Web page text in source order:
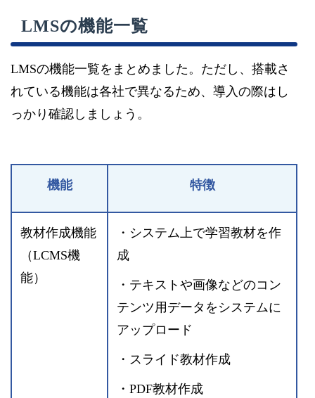
LMSの機能一覧
LMSの機能一覧をまとめました。ただし、搭載さ
れている機能は各社で異なるため、導入の際はし
っかり確認しましょう。
機能 特徴
教材作成機能
（LCMS機
能）
・システム上で学習教材を作
成
・テキストや画像などのコン
テンツ用データをシステムに
アップロード
・スライド教材作成
・PDF教材作成